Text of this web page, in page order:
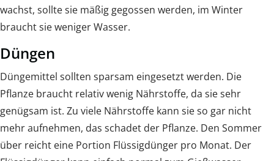
wachst, sollte sie mäßig gegossen werden, im Winter
braucht sie weniger Wasser.
Düngen
Düngemittel sollten sparsam eingesetzt werden. Die
Pflanze braucht relativ wenig Nährstoffe, da sie sehr
genügsam ist. Zu viele Nährstoffe kann sie so gar nicht
mehr aufnehmen, das schadet der Pflanze. Den Sommer
über reicht eine Portion Flüssigdünger pro Monat. Der